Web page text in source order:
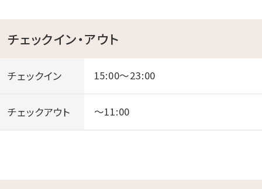
チェックイン・アウト
チェックイン 15:00～23:00
チェックアウト ～11:00